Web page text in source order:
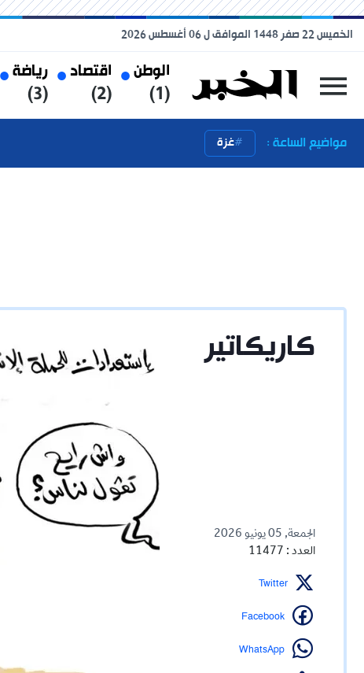
الوطن
(1)
اقتصاد
(2)
رياضة
(3)
الخميس 22 صفر 1448 الموافق ل 06 أغسطس 2026
مواضيع الساعة : غزة
كاريكاتير
الجمعة, 05 يونيو 2026
العدد : 11477
Twitter
Facebook
WhatsApp